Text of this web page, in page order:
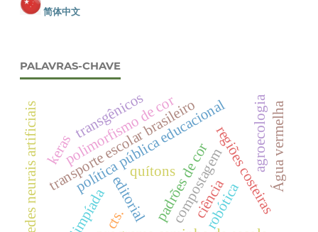
简体中文
PALAVRAS-CHAVE
editorial
olimpíada
política pública educacional
transporte escolar brasileiro
padrões de cor
polimorfismo de cor
quítons regiões costeiras
robótica
redes neurais artificiais keras
transgênicos
cts.
Água vermelha
agroecologia
compostagem
ciência